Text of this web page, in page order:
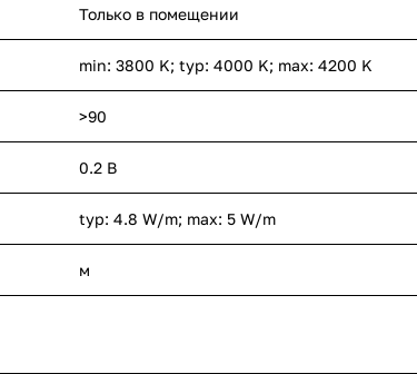
Только в помещении
min: 3800 K; typ: 4000 K; max: 4200 K
>90
0.2 В
typ: 4.8 W/m; max: 5 W/m
м